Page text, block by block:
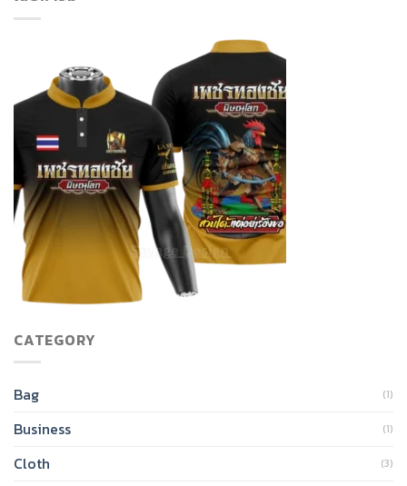
CATEGORY
Bag (1)
Business (1)
Cloth (3)